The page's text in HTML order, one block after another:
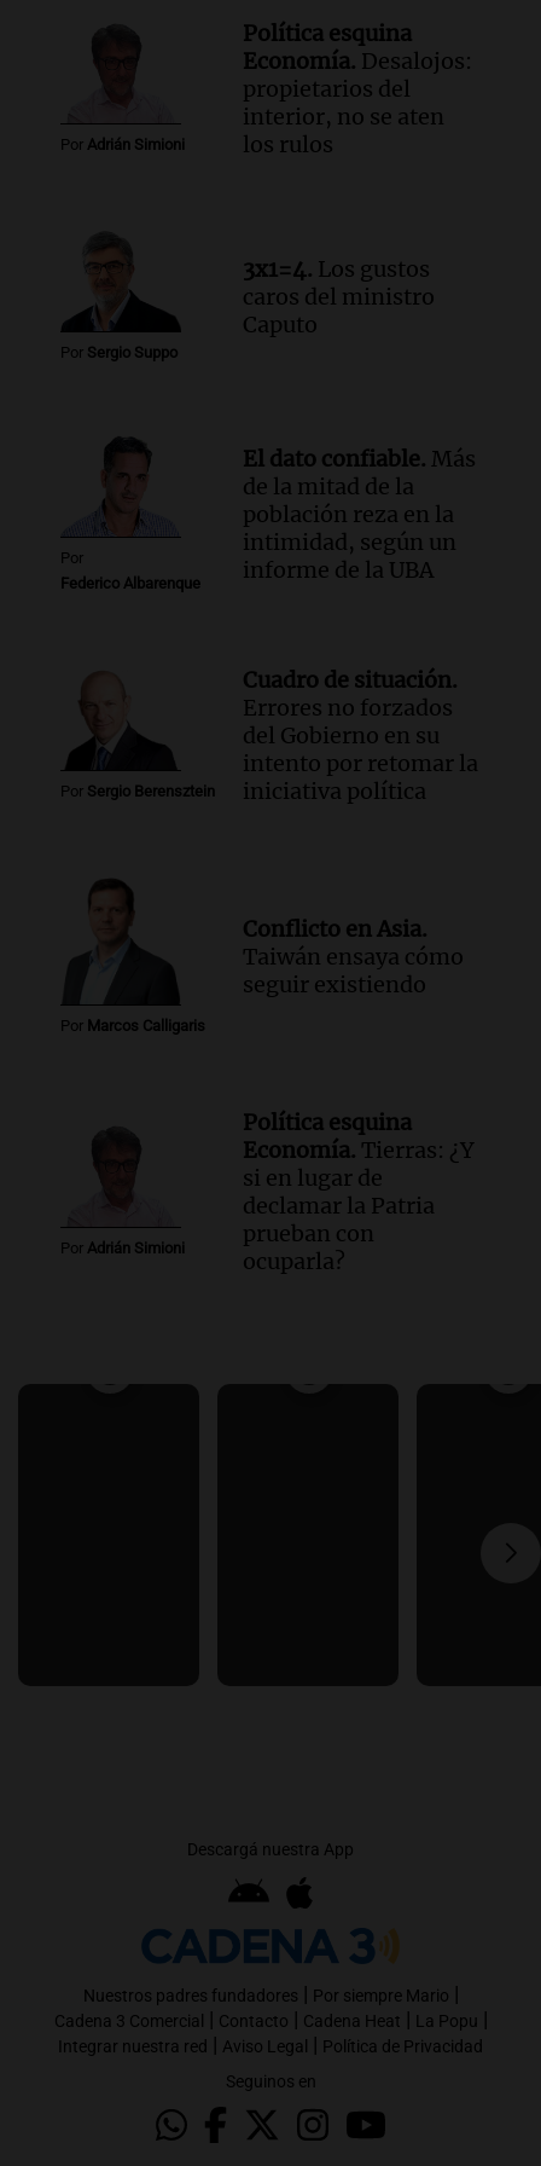
Panorama Federal
Episodios
San Miguel de Tucumán:
vandalismo destruye 433 luminarias
públicas en 14 meses y afecta la
Por Adrián Simioni
Política esquina
Economía. Desalojos:
propietarios del
interior, no se aten
los rulos
Por Sergio Suppo
3x1=4. Los gustos
caros del ministro
Caputo
Por
Federico Albarenque
El dato confiable. Más
de la mitad de la
población reza en la
intimidad, según un
informe de la UBA
Por Sergio Berensztein
Cuadro de situación.
Errores no forzados
del Gobierno en su
intento por retomar la
iniciativa política
Por Marcos Calligaris
Conflicto en Asia.
Taiwán ensaya cómo
seguir existiendo
Por Adrián Simioni
Política esquina
Economía. Tierras: ¿Y
si en lugar de
declamar la Patria
prueban con
ocuparla?
Descargá nuestra App
Nuestros padres fundadores | Por siempre Mario |
Cadena 3 Comercial | Contacto | Cadena Heat | La Popu |
Integrar nuestra red | Aviso Legal | Política de Privacidad
Seguinos en